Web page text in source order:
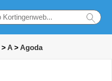
> A > Agoda